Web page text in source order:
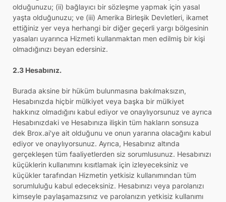
olduğunuzu; (ii) bağlayıcı bir sözleşme yapmak için yasal
yaşta olduğunuzu; ve (iii) Amerika Birleşik Devletleri, ikamet
ettiğiniz yer veya herhangi bir diğer geçerli yargı bölgesinin
yasaları uyarınca Hizmeti kullanmaktan men edilmiş bir kişi
olmadığınızı beyan edersiniz.
2.3 Hesabınız.
Burada aksine bir hüküm bulunmasına bakılmaksızın,
Hesabınızda hiçbir mülkiyet veya başka bir mülkiyet
hakkınız olmadığını kabul ediyor ve onaylıyorsunuz ve ayrıca
Hesabınızdaki ve Hesabınıza ilişkin tüm hakların sonsuza
dek Brox.ai'ye ait olduğunu ve onun yararına olacağını kabul
ediyor ve onaylıyorsunuz. Ayrıca, Hesabınız altında
gerçekleşen tüm faaliyetlerden siz sorumlusunuz. Hesabınızı
küçüklerin kullanımını kısıtlamak için izleyeceksiniz ve
küçükler tarafından Hizmetin yetkisiz kullanımından tüm
sorumluluğu kabul edeceksiniz. Hesabınızı veya parolanızı
kimseyle paylaşamazsınız ve parolanızın yetkisiz kullanımı